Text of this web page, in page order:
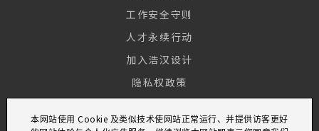
工作安全守则
人才永续行动
加入浩汉设计
隐私权政策
本网站使用 Cookie 及类似技术使网站正常运行、并提供访客更好